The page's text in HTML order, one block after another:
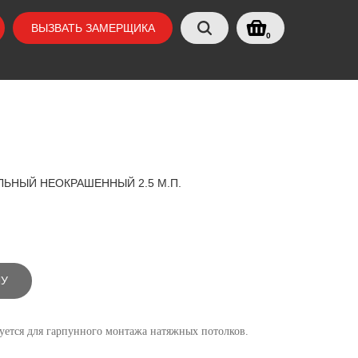
ВЫЗВАТЬ ЗАМЕРЩИКА
0
НЕОКРАШЕННЫЙ 2.5 М.П.
для гарпунного монтажа натяжных потолков.